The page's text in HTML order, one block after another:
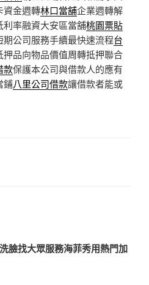
資金週轉林口當舖企業週轉解
率融資大安區當舖桃園票貼
公司服務手續最快速流程台
押品向物品價值周轉抵押聯合
款保護本公司與借款人的應有
鋪八里公司借款讓借款者能或
臉找大眾服務海菲秀用熱門加